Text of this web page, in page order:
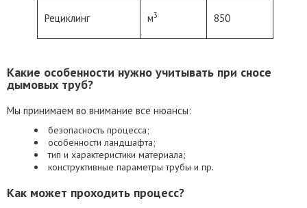
Рециклинг м3 850
Какие особенности нужно учитывать при сносе
дымовых труб?
Мы принимаем во внимание все нюансы:
безопасность процесса;
особенности ландшафта;
тип и характеристики материала;
конструктивные параметры трубы и пр.
Как может проходить процесс?